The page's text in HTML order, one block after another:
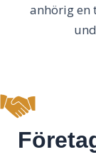
anhörig en